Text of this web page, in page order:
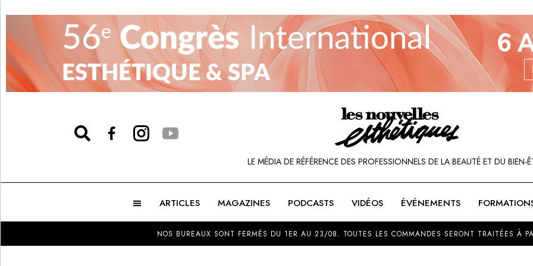
LE MÉDIA DE RÉFÉRENCE DES PROFESSIONNELS DE LA BEAUTÉ ET DU BIEN-
ARTICLES MAGAZINES PODCASTS VIDÉOS ÉVÉNEMENTS
NOS BUREAUX SONT FERMÉS DU 1ER AU 23/08. TOUTES LES COMMANDES SERONT TRAITÉES À